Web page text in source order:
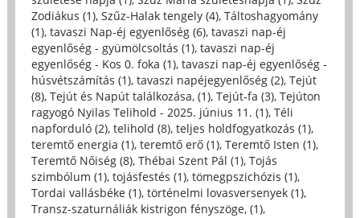
Zodiákus (1), Szűz-Halak tengely (4), Táltoshagyomány
(1), tavaszi Nap-éj egyenlőség (6), tavaszi nap-éj
egyenlőség - gyümölcsoltás (1), tavaszi nap-éj
egyenlőség - Kos 0. foka (1), tavaszi nap-éj egyenlőség -
húsvétszámítás (1), tavaszi napéjegyenlőség (2), Tejút
(8), Tejút és Napút találkozása, (1), Tejút-fa (3), Tejúton
ragyogó Nyilas Telihold - 2025. június 11. (1), Téli
napforduló (2), telihold (8), teljes holdfogyatkozás (1),
teremtő energia (1), teremtő erő (1), Teremtő Isten (1),
Teremtő Nőiség (8), Thébai Szent Pál (1), Tojás
szimbólum (1), tojásfestés (1), tömegpszichózis (1),
Tordai vallásbéke (1), történelmi lovasversenyek (1),
Transz-szaturnáliák kistrigon fényszöge, (1),